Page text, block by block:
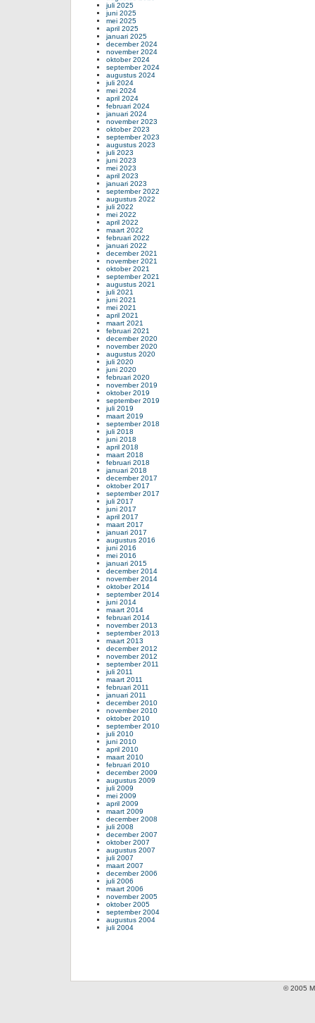
juli 2025
juni 2025
mei 2025
april 2025
januari 2025
december 2024
november 2024
oktober 2024
september 2024
augustus 2024
juli 2024
mei 2024
april 2024
februari 2024
januari 2024
november 2023
oktober 2023
september 2023
augustus 2023
juli 2023
juni 2023
mei 2023
april 2023
januari 2023
september 2022
augustus 2022
juli 2022
mei 2022
april 2022
maart 2022
februari 2022
januari 2022
december 2021
november 2021
oktober 2021
september 2021
augustus 2021
juli 2021
juni 2021
mei 2021
april 2021
maart 2021
februari 2021
december 2020
november 2020
augustus 2020
juli 2020
juni 2020
februari 2020
november 2019
oktober 2019
september 2019
juli 2019
maart 2019
september 2018
juli 2018
juni 2018
april 2018
maart 2018
februari 2018
januari 2018
december 2017
oktober 2017
september 2017
juli 2017
juni 2017
april 2017
maart 2017
januari 2017
augustus 2016
juni 2016
mei 2016
januari 2015
december 2014
november 2014
oktober 2014
september 2014
juni 2014
maart 2014
februari 2014
november 2013
september 2013
maart 2013
december 2012
november 2012
september 2011
juli 2011
maart 2011
februari 2011
januari 2011
december 2010
november 2010
oktober 2010
september 2010
juli 2010
juni 2010
april 2010
maart 2010
februari 2010
december 2009
augustus 2009
juli 2009
mei 2009
april 2009
maart 2009
december 2008
juli 2008
december 2007
oktober 2007
augustus 2007
juli 2007
maart 2007
december 2006
juli 2006
maart 2006
november 2005
oktober 2005
september 2004
augustus 2004
juli 2004
© 2005